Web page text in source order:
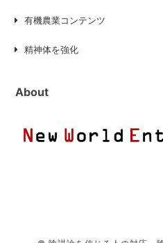
有機農業コンテンツ
精神体を強化
About